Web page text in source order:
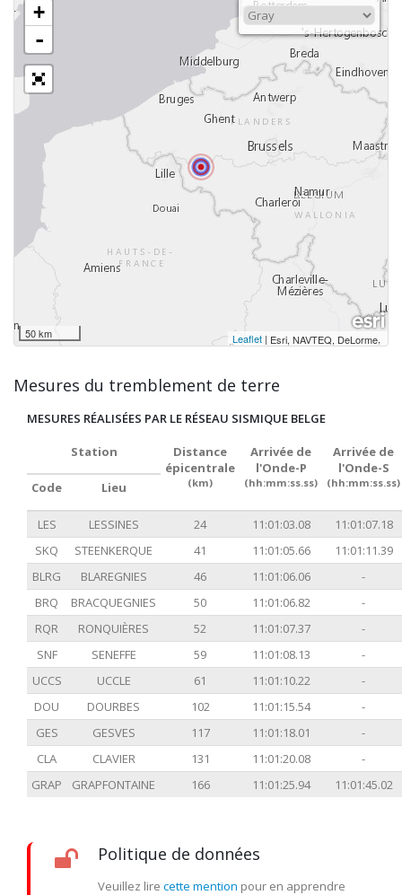
+
-
50 km Leaflet | Esri, NAVTEQ, DeLorme,
Mesures du tremblement de terre
MESURES RÉALISÉES PAR LE RÉSEAU SISMIQUE BELGE
Station
Distance
épicentrale
(km)
Arrivée de
l'Onde-P
(hh:mm:ss.ss)
Arrivée de
l'Onde-S
(hh:mm:ss.ss)
Code Lieu
LES LESSINES 24 11:01:03.08
11:01:07.18
SKQ
STEENKERQUE 41 11:01:05.66
11:01:11.39
BLRG
BLAREGNIES 46 11:01:06.06
-
BRQ
BRACQUEGNIES 50 11:01:06.82
-
RQR
RONQUIÈRES 52 11:01:07.37
-
SNF
SENEFFE 59 11:01:08.13
-
UCCS
UCCLE 61 11:01:10.22
-
DOU
DOURBES 102 11:01:15.54
-
GES
GESVES 117 11:01:18.01
-
CLA
CLAVIER 131 11:01:20.08
-
GRAP
GRAPFONTAINE 166 11:01:25.94 11:01:45.02
Politique de données
Veuillez lire cette mention pour en apprendre